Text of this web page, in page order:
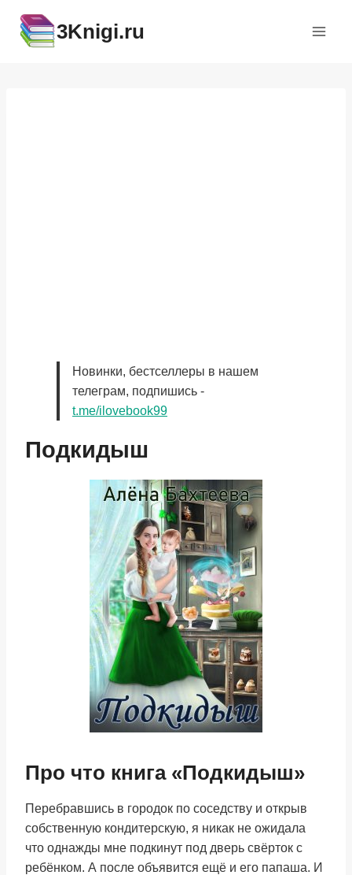
содержимому
3Knigi.ru
Новинки, бестселлеры в нашем
телеграм, подпишись -
t.me/ilovebook99
Подкидыш
Про что книга «Подкидыш»
Перебравшись в городок по соседству и открыв
собственную кондитерскую, я никак не ожидала
что однажды мне подкинут под дверь свёрток с
ребёнком. А после объявится ещё и его папаша. И